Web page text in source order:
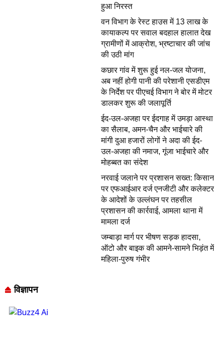
हुआ निरस्त
वन विभाग के रेस्ट हाउस में 13 लाख के
कायाकल्प पर सवाल बदहाल हालात देख
ग्रामीणों में आक्रोश, भ्रष्टाचार की जांच
की उठी मांग
कछार गांव में शुरू हुई नल-जल योजना,
अब नहीं होगी पानी की परेशानी एसडीएम
के निर्देश पर पीएचई विभाग ने बोर में मोटर
डालकर शुरू की जलापूर्ति
ईद-उल-अजहा पर ईदगाह में उमड़ा आस्था
का सैलाब, अमन-चैन और भाईचारे की
मांगी दुआ हजारों लोगों ने अदा की ईद-
उल-अजहा की नमाज, गूंजा भाईचारे और
मोहब्बत का संदेश
नरवाई जलाने पर प्रशासन सख्त: किसान
पर एफआईआर दर्ज एनजीटी और कलेक्टर
के आदेशों के उल्लंघन पर तहसील
प्रशासन की कार्रवाई, आमला थाना में
मामला दर्ज
जम्बाड़ा मार्ग पर भीषण सड़क हादसा,
ऑटो और बाइक की आमने-सामने भिड़ंत में
महिला-पुरुष गंभीर
विज्ञापन